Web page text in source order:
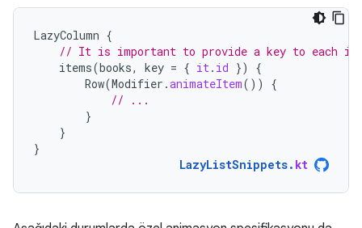
LazyColumn {
// It is important to provide a key to each
items(books, key = { it. id })
{
Row(Modifier .animateItem())
{
// ...
}
}
}
LazyListSnippets. kt